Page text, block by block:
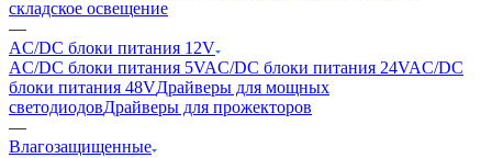
складское освещение
—
AC/DC блоки питания 12V
AC/DC блоки питания 5VAC/DC блоки питания 24VAC/DC
блоки питания 48VДрайверы для мощных
светодиодовДрайверы для прожекторов
—
Влагозащищенные